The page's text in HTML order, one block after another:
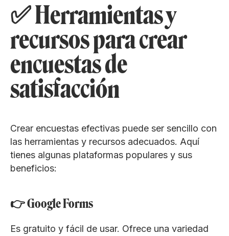
✅ Herramientas y
recursos para crear
encuestas de
satisfacción
Crear encuestas efectivas puede ser sencillo con
las herramientas y recursos adecuados. Aquí
tienes algunas plataformas populares y sus
beneficios:
👉 Google Forms
Es gratuito y fácil de usar. Ofrece una variedad